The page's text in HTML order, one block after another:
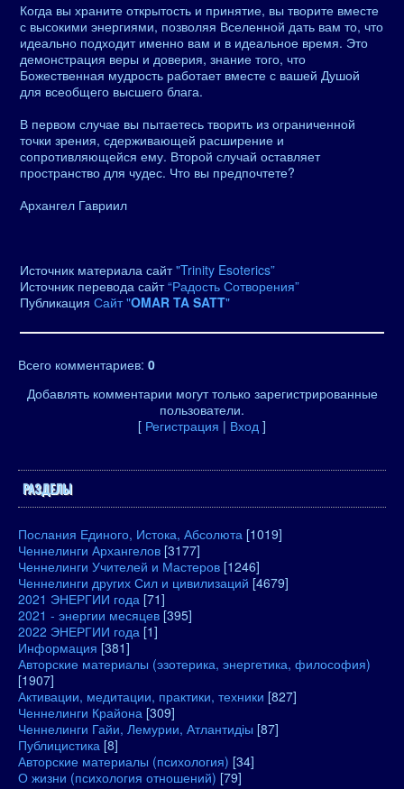
Когда вы храните открытость и принятие, вы творите вместе
с высокими энергиями, позволяя Вселенной дать вам то, что
идеально подходит именно вам и в идеальное время. Это
демонстрация веры и доверия, знание того, что
Божественная мудрость работает вместе с вашей Душой
для всеобщего высшего блага.
В первом случае вы пытаетесь творить из ограниченной
точки зрения, сдерживающей расширение и
сопротивляющейся ему. Второй случай оставляет
пространство для чудес. Что вы предпочтете?
Архангел Гавриил
Источник материала сайт"Trinity Esoterics”
Источник перевода сайт“Радость Сотворения”
Публикация Сайт "OMAR TA SATT"
Всего комментариев: 0
Добавлять комментарии могут только зарегистрированные
пользователи.
[ Регистрация | Вход ]
РАЗДЕЛЫ
Послания Единого, Истока, Абсолюта [1019]
Ченнелинги Архангелов [3177]
Ченнелинги Учителей и Мастеров [1246]
Ченнелинги других Сил и цивилизаций [4679]
2021 ЭНЕРГИИ года [71]
2021 - энергии месяцев [395]
2022 ЭНЕРГИИ года [1]
Информация [381]
Авторские материалы (эзотерика, энергетика, философия)
[1907]
Активации, медитации, практики, техники [827]
Ченнелинги Крайона [309]
Ченнелинги Гайи, Лемурии, Атлантидіы [87]
Публицистика [8]
Авторские материалы (психология) [34]
О жизни (психология отношений) [79]